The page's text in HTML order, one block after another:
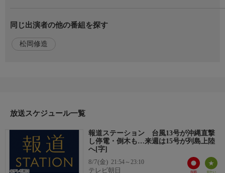
で深掘り!
■元アスリートの独自視点。豪華出演者陣と共に、スポーツの熱
量を余すことなくお伝えします
◇おしらせ
https://www.tv-asahi.co.jp/hst/
☆X(旧Twitter)
https://x.com/hst_tvasahi/
☆TikTok
同じ出演者の他の番組を探す
松岡修造
放送スケジュール一覧
報道ステーション 台風13号が沖縄直撃
し停電・倒木も…来週は15号が列島上陸
へ[字]
8/7(金) 21:54～23:10
テレビ朝日